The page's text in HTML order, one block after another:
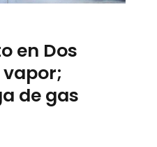
en Dos
de gas